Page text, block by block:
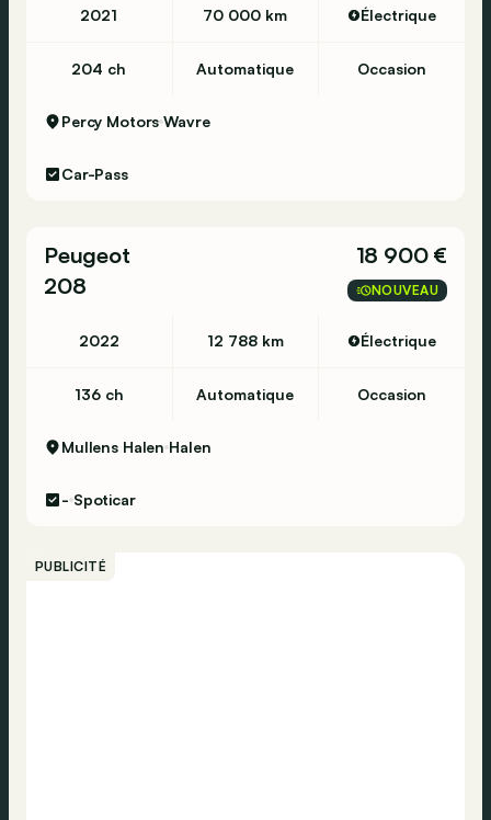
2021 70 000 km Électrique
204 ch Automatique Occasion
Percy Motors Wavre
Car-Pass
Peugeot
208
18 900 €
NOUVEAU
2022 12 788 km Électrique
136 ch Automatique Occasion
Mullens Halen Halen
- Spoticar
PUBLICITÉ